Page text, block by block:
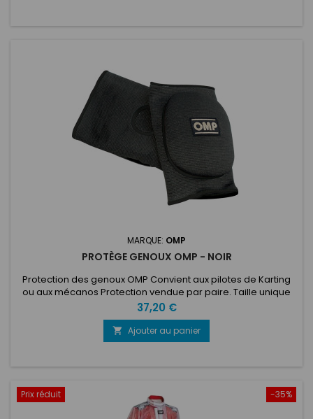
MARQUE: OMP
PROTÈGE GENOUX OMP - NOIR
Protection des genoux OMP Convient aux pilotes de Karting
ou aux mécanos Protection vendue par paire. Taille unique
Prix
37,20 €
 Ajouter au panier
-35%
Prix réduit